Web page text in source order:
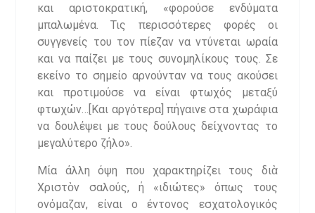
και αριστοκρατική, «φορούσε ενδύματα
μπαλωμένα. Τις περισσότερες φορές οι
συγγενείς του τον πίεζαν να ντύνεται ωραία
και να παίζει με τους συνομηλίκους τους. Σε
εκείνο το σημείο αρνούνταν να τους ακούσει
και προτιμούσε να είναι φτωχός μεταξύ
φτωχών…[Και αργότερα] πήγαινε στα χωράφια
να δουλέψει με τους δούλους δείχνοντας το
μεγαλύτερο ζήλο».
Μία άλλη όψη που χαρακτηρίζει τους διὰ
Χριστὸν σαλούς, ή «ιδιώτες» όπως τους
ονόμαζαν, είναι ο έντονος εσχατολογικός